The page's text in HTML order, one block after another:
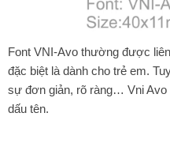
Font VNI-Avo thường được
đặc biệt là dành cho trẻ em.
sự đơn giản, rõ ràng… Vni
dấu tên.